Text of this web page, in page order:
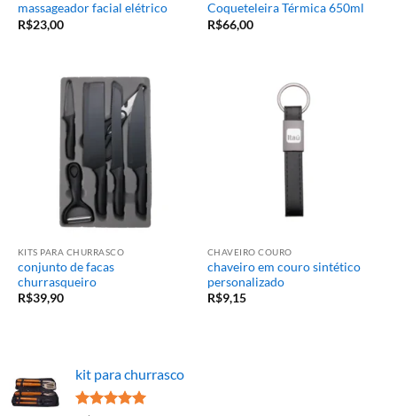
massageador facial elétrico
R$23,00
Coqueteleira Térmica 650ml
R$66,00
KITS PARA CHURRASCO
conjunto de facas
churrasqueiro
R$39,90
CHAVEIRO COURO
chaveiro em couro sintético
personalizado
R$9,15
kit para churrasco